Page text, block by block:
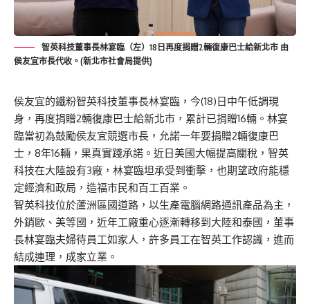
智英科技董事長林宴臨（左）18日再度捐贈2輛復康巴士給新北市 由
侯友宜市長代收。(新北市社會局提供)
侯友宜的鐵粉智英科技董事長林宴臨，今(18)日中午低調現
身，再度捐贈2輛復康巴士給新北市，累計已捐贈16輛。林宴
臨當初為鼓勵侯友宜競選市長，允諾一年要捐贈2輛復康巴
士，8年16輛，果真實踐承諾。近日美國大幅提高關稅，智英
科技在大陸設有3廠，林宴臨坦承受到衝擊，也期望政府能穩
定經濟和政局，造福市民和百工百業。
智英科技位於蘆洲區國道路，以生產電腦網路通訊產品為主，
外銷歐、美等國，近年工廠重心逐漸轉移到大陸和泰國，董事
長林宴臨夫婦待員工如家人，許多員工在智英工作認識，進而
結成連理，成家立業。